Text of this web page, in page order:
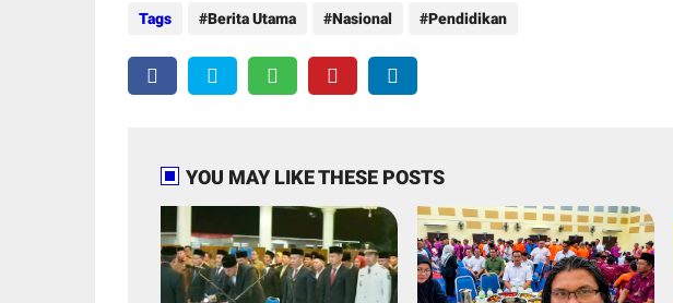
Tags Berita Utama Nasional Pendidikan
YOU MAY LIKE THESE POSTS